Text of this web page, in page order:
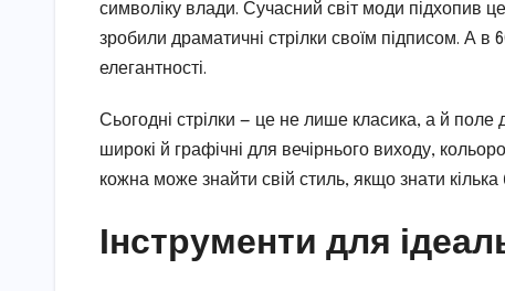
символіку влади. Сучасний світ моди підхопив
зробили драматичні стрілки своїм підписом. А в
елегантності.
Сьогодні стрілки — це не лише класика, а й поле
широкі й графічні для вечірнього виходу,
кожна може знайти свій стиль, якщо знати кілька
Інструменти для